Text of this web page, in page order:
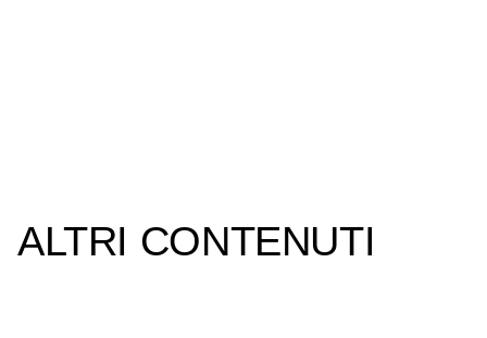
ALTRI CONTENUTI